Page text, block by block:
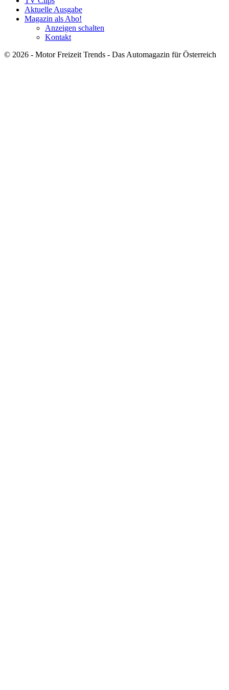
Aktuelle Ausgabe
Magazin als Abo!
Anzeigen schalten
Kontakt
© 2026 - Motor Freizeit Trends - Das Automagazin für Österreich